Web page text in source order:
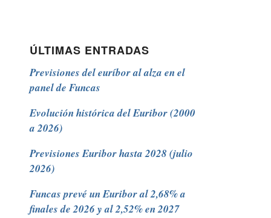
ÚLTIMAS ENTRADAS
Previsiones del euríbor al alza en el
panel de Funcas
Evolución histórica del Euribor (2000
a 2026)
Previsiones Euribor hasta 2028 (julio
2026)
Funcas prevé un Euribor al 2,68% a
finales de 2026 y al 2,52% en 2027